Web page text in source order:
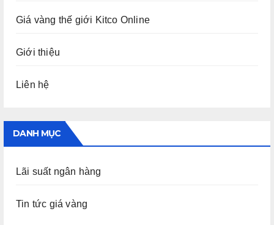
Giá vàng thế giới Kitco Online
Giới thiệu
Liên hệ
DANH MỤC
Lãi suất ngân hàng
Tin tức giá vàng